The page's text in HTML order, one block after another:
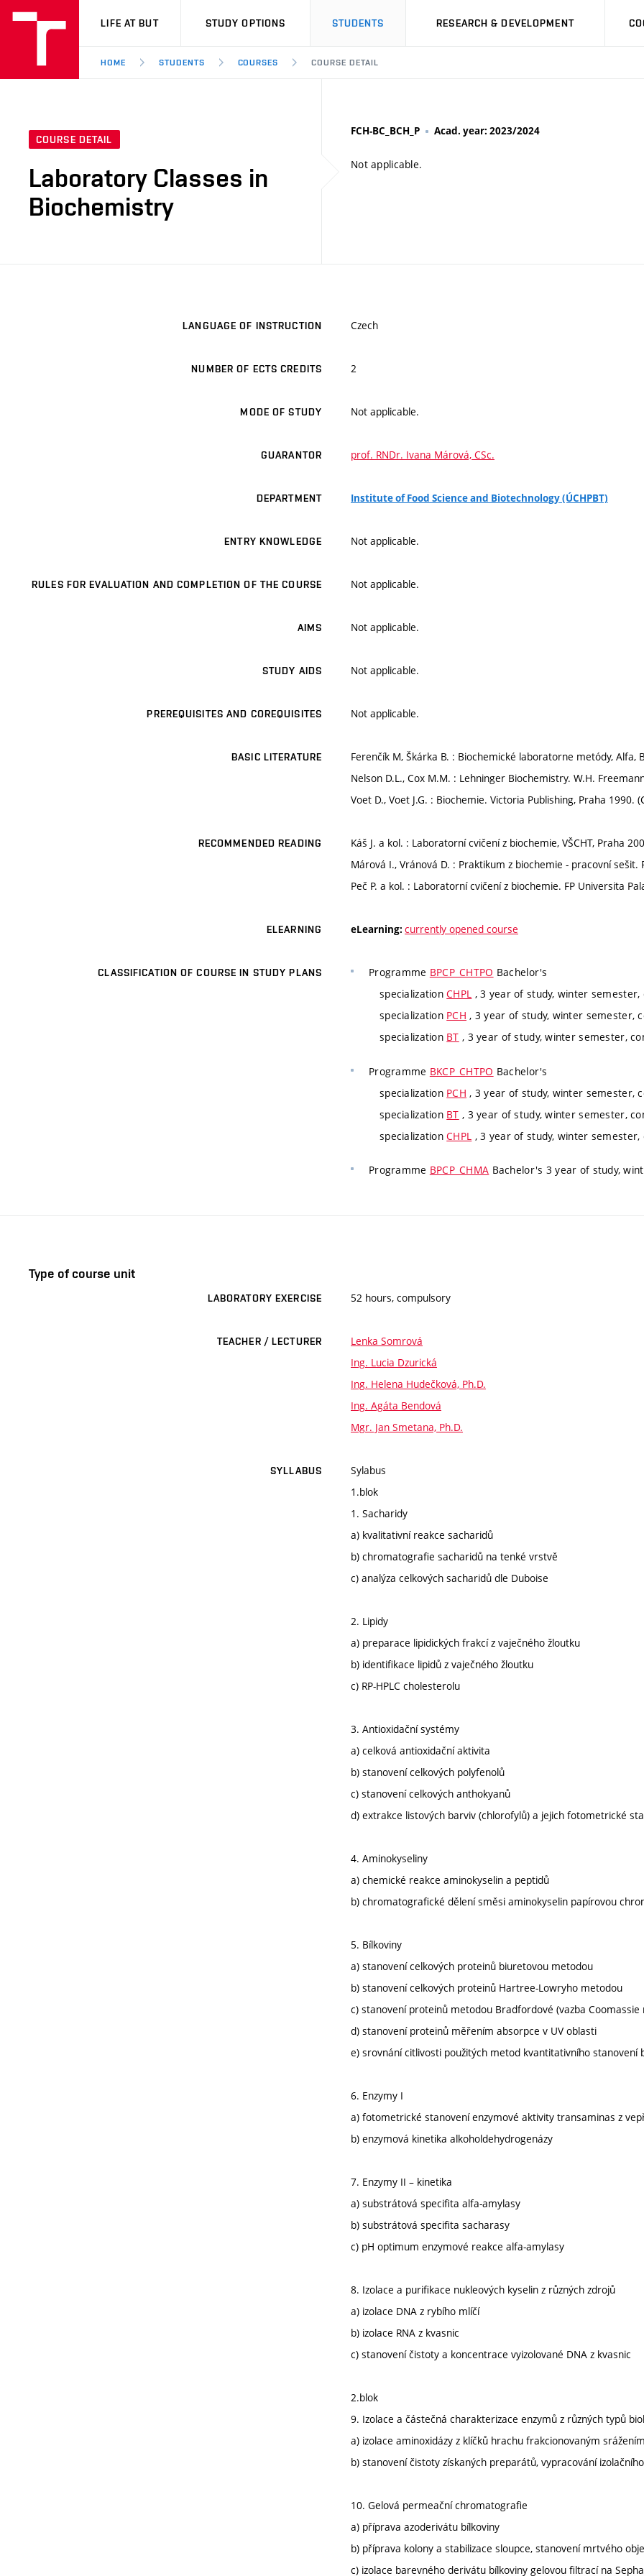
VUT
LIFE AT BUT STUDY OPTIONS STUDENTS RESEARCH & DEVELOPMENT
HOME STUDENTS COURSES COURSE DETAIL
COURSE DETAIL
Laboratory Classes in
Biochemistry
FCH-BC_BCH_P Acad. year: 2023/2024
Not applicable.
LANGUAGE OF INSTRUCTION Czech
NUMBER OF ECTS CREDITS 2
MODE OF STUDY Not applicable.
GUARANTOR prof. RNDr. Ivana Márová, CSc.
DEPARTMENT Institute of Food Science and Biotechnology (ÚCHPBT)
ENTRY KNOWLEDGE Not applicable.
RULES FOR EVALUATION AND COMPLETION OF THE COURSE Not applicable.
AIMS Not applicable.
STUDY AIDS Not applicable.
PREREQUISITES AND COREQUISITES Not applicable.
BASIC LITERATURE
Ferenčík M, Škárka B. : Biochemické laboratorne metódy, Alfa,
Nelson D.L., Cox M.M. : Lehninger Biochemistry. W.H.
Voet D., Voet J.G. : Biochemie. Victoria Publishing, Praha 1990.
RECOMMENDED READING
Káš J. a kol. : Laboratorní cvičení z biochemie, VŠCHT, Praha
Márová I., Vránová D. : Praktikum z biochemie - pracovní sešit.
Peč P. a kol. : Laboratorní cvičení z biochemie. FP Universita
ELEARNING eLearning: currently opened course
CLASSIFICATION OF COURSE IN STUDY PLANS Programme BPCP_CHTPO Bachelor's
specializationCHPL , 3 year of study, winter
specialization PCH , 3 year of study, winter semester,
specialization BT , 3 year of study, winter semester,
Programme BKCP_CHTPO Bachelor's
specialization PCH , 3 year of study, winter semester,
specialization BT , 3 year of study, winter semester,
specializationCHPL , 3 year of study, winter
Programme BPCP_CHMA Bachelor's 3 year of study,
Type of course unit
LABORATORY EXERCISE 52 hours, compulsory
TEACHER / LECTURER
Lenka Somrová
Ing. Lucia Dzurická
Ing. Helena Hudečková, Ph.D.
Ing. Agáta Bendová
Mgr. Jan Smetana, Ph.D.
SYLLABUS
Sylabus
1.blok
1. Sacharidy
a) kvalitativní reakce sacharidů
b) chromatografie sacharidů na tenké vrstvě
c) analýza celkových sacharidů dle Duboise
2. Lipidy
a) preparace lipidických frakcí z vaječného žloutku
b) identifikace lipidů z vaječného žloutku
c) RP-HPLC cholesterolu
3. Antioxidační systémy
a) celková antioxidační aktivita
b) stanovení celkových polyfenolů
c) stanovení celkových anthokyanů
d) extrakce listových barviv (chlorofylů) a jejich fotometrické
4. Aminokyseliny
a) chemické reakce aminokyselin a peptidů
b) chromatografické dělení směsi aminokyselin papírovou
5. Bílkoviny
a) stanovení celkových proteinů biuretovou metodou
b) stanovení celkových proteinů Hartree-Lowryho metodou
c) stanovení proteinů metodou Bradfordové (vazba Coomassie
d) stanovení proteinů měřením absorpce v UV oblasti
e) srovnání citlivosti použitých metod kvantitativního stanovení
6. Enzymy I
a) fotometrické stanovení enzymové aktivity transaminas z
b) enzymová kinetika alkoholdehydrogenázy
7. Enzymy II – kinetika
a) substrátová specifita alfa-amylasy
b) substrátová specifita sacharasy
c) pH optimum enzymové reakce alfa-amylasy
8. Izolace a purifikace nukleových kyselin z různých zdrojů
a) izolace DNA z rybího mlíčí
b) izolace RNA z kvasnic
c) stanovení čistoty a koncentrace vyizolované DNA z kvasnic
2.blok
9. Izolace a částečná charakterizace enzymů z různých typů
a) izolace aminoxidázy z klíčků hrachu frakcionovaným
b) stanovení čistoty získaných preparátů, vypracování
10. Gelová permeační chromatografie
a) příprava azoderivátu bílkoviny
b) příprava kolony a stabilizace sloupce, stanovení mrtvého
c) izolace barevného derivátu bílkoviny gelovou filtrací na